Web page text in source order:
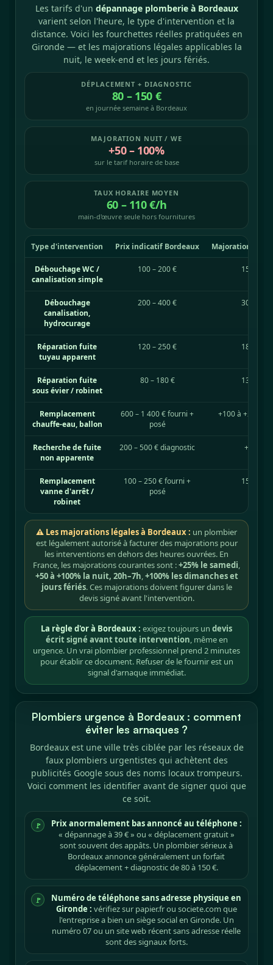
Les tarifs d'un dépannage plomberie à Bordeaux
varient selon l'heure, le type d'intervention et la
distance. Voici les fourchettes réelles pratiquées en
Gironde — et les majorations légales applicables la
nuit, le week-end et les jours fériés.
DÉPLACEMENT + DIAGNOSTIC
80 – 150 €
en journée semaine à Bordeaux
MAJORATION NUIT / WE
+50 – 100%
sur le tarif horaire de base
TAUX HORAIRE MOYEN
60 – 110 €/h
main-d'œuvre seule hors fournitures
Type d'intervention Prix indicatif Bordeaux Majoration nuit
Débouchage WC /
canalisation simple
100 – 200 € 150 –
Débouchage
canalisation,
hydrocurage
200 – 400 € 300 –
Réparation fuite
tuyau apparent
120 – 250 € 180 –
Réparation fuite
sous évier / robinet
80 – 180 € 130 –
Remplacement
chauffe-eau, ballon
600 – 1 400 € fourni +
posé
+100 à +200 €
Recherche de fuite
non apparente
200 – 500 € diagnostic +50%
Remplacement
vanne d'arrêt /
robinet
100 – 250 € fourni +
posé
150 –
⚠ Les majorations légales à Bordeaux : un plombier
est légalement autorisé à facturer des majorations pour
les interventions en dehors des heures ouvrées. En
France, les majorations courantes sont :+25% le samedi,
+50 à +100% la nuit, 20h–7h,+100% les dimanches et
jours fériés. Ces majorations doivent figurer dans le
devis signé avant l'intervention.
La règle d'or à Bordeaux : exigez toujours un devis
écrit signé avant toute intervention, même en
urgence. Un vrai plombier professionnel prend 2 minutes
pour établir ce document. Refuser de le fournir est un
signal d'arnaque immédiat.
Plombiers urgence à Bordeaux : comment
éviter les arnaques ?
Bordeaux est une ville très ciblée par les réseaux de
faux plombiers urgentistes qui achètent des
publicités Google sous des noms locaux trompeurs.
Voici comment les identifier avant de signer quoi que
ce soit.
🚩
Prix anormalement bas annoncé au téléphone :
« dépannage à 39 € » ou « déplacement gratuit »
sont souvent des appâts. Un plombier sérieux à
Bordeaux annonce généralement un forfait
déplacement + diagnostic de 80 à 150 €.
🚩
Numéro de téléphone sans adresse physique en
Gironde : vérifiez sur papier.fr ou societe.com que
l'entreprise a bien un siège social en Gironde. Un
numéro 07 ou un site web récent sans adresse réelle
sont des signaux forts.